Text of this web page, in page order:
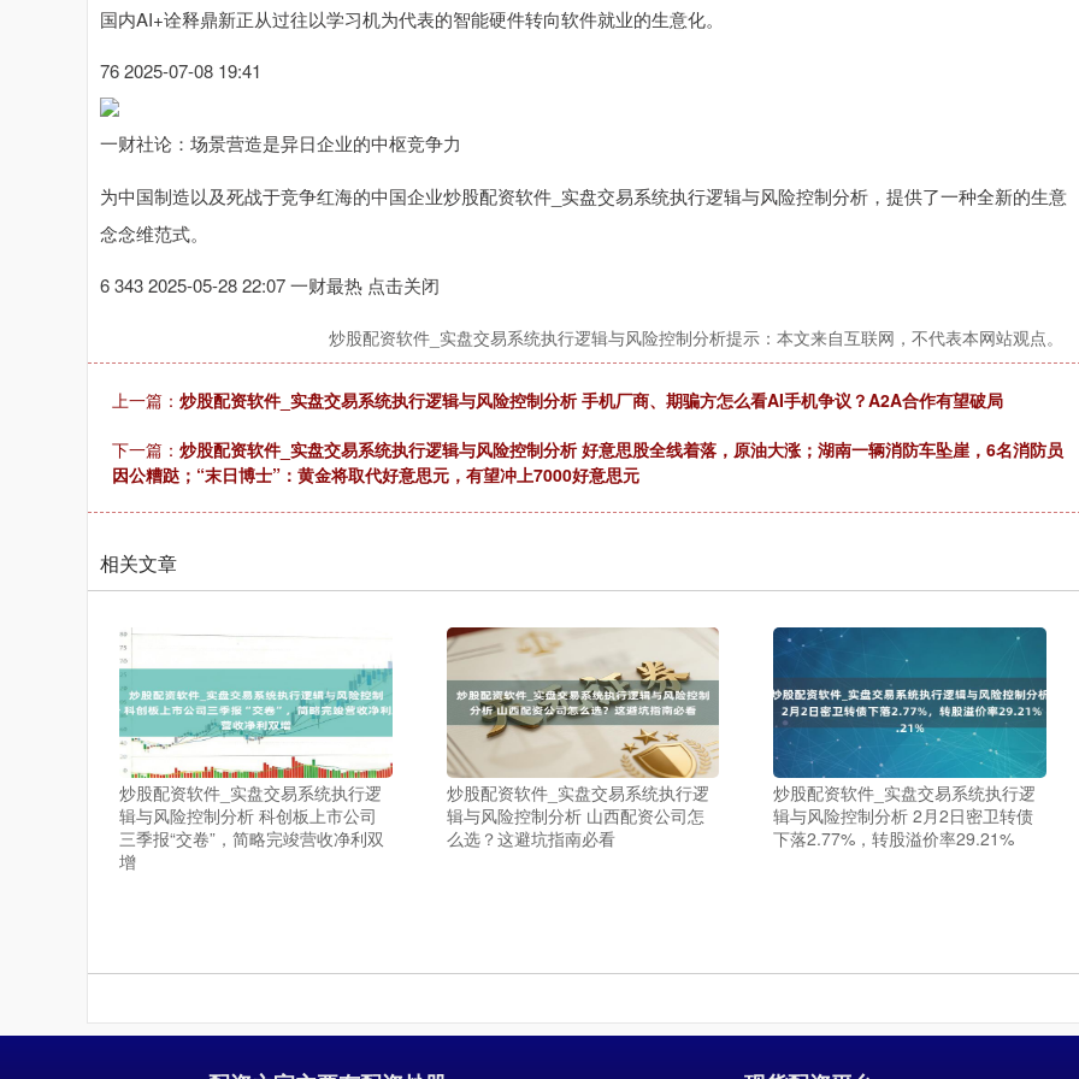
国内AI+诠释鼎新正从过往以学习机为代表的智能硬件转向软件就业的生意化。
76 2025-07-08 19:41
一财社论：场景营造是异日企业的中枢竞争力
为中国制造以及死战于竞争红海的中国企业炒股配资软件_实盘交易系统执行逻辑与风险控制分析，提供了一种全新的生意
念念维范式。
6 343 2025-05-28 22:07 一财最热 点击关闭
炒股配资软件_实盘交易系统执行逻辑与风险控制分析提示：本文来自互联网，不代表本网站观点。
上一篇： 炒股配资软件_实盘交易系统执行逻辑与风险控制分析 手机厂商、期骗方怎么看AI手机争议？A2A合作有望破局
下一篇： 炒股配资软件_实盘交易系统执行逻辑与风险控制分析 好意思股全线着落，原油大涨；湖南一辆消防车坠崖，6名消防员
因公糟跶；“末日博士”：黄金将取代好意思元，有望冲上7000好意思元
相关文章
炒股配资软件_实盘交易系统执行逻
辑与风险控制分析 科创板上市公司
三季报“交卷”，简略完竣营收净利双
增
炒股配资软件_实盘交易系统执行逻
辑与风险控制分析 山西配资公司怎
么选？这避坑指南必看
炒股配资软件_实盘交易系统执行逻
辑与风险控制分析 2月2日密卫转债
下落2.77%，转股溢价率29.21%